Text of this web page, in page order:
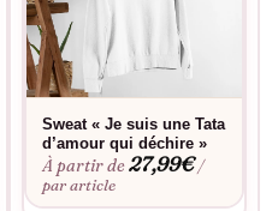
Sweat « Je suis une Tata
d’amour qui déchire »
À partir de27,99€ /
par article